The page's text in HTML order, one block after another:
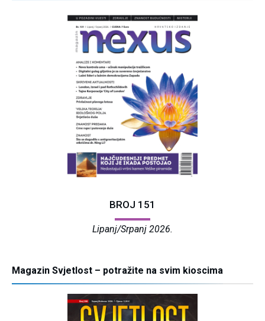
BROJ 151
Lipanj/Srpanj 2026.
Magazin Svjetlost – potražite na svim kioscima